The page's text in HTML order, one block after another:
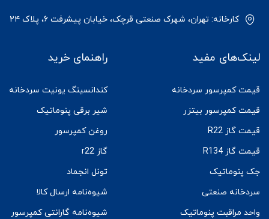
کارخانه: تهران، شهرک صنعتی قرچک، خیابان پیشرفت ۶، پلاک ۲۴
لینک‌های مفید
قیمت کمپرسور سردخانه
قیمت کمپرسور بیتزر
قیمت گاز R22
قیمت گاز R134
جک پنوماتیک
سردخانه صنعتی
واحد مراقبت پنوماتیک
راهنمای خرید
کندانسینگ یونیت سردخانه
شیر برقی پنوماتیک
روغن کمپرسور
گاز r22
تونل انجماد
شیوه‌نامه ارسال کالا
شیوه‌نامه گارانتی کمپرسور